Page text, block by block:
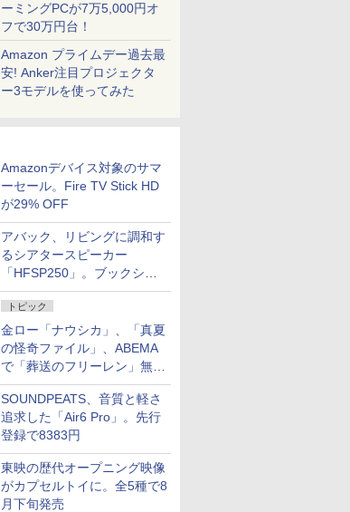
ーミングPCが7万5,000円オ
フで30万円台！
Amazon プライムデー過去最
安! Anker注目プロジェクタ
ー3モデルを使ってみた
Amazonデバイス対象のサマ
ーセール。Fire TV Stick HD
が29% OFF
アバック、リビングに調和す
るシアタースピーカー
「HFSP250」。ブックシェ
ルフはペア3万円以下
トピック
金ロー「ナウシカ」、「真夏
の怪奇ファイル」、ABEMA
で「葬送のフリーレン」無料
配信など。夏の特番・配信情
報
SOUNDPEATS、音質と軽さ
追求した「Air6 Pro」。先行
登録で8383円
東映の歴代オープニング映像
がカプセルトイに。全5種で8
月下旬発売